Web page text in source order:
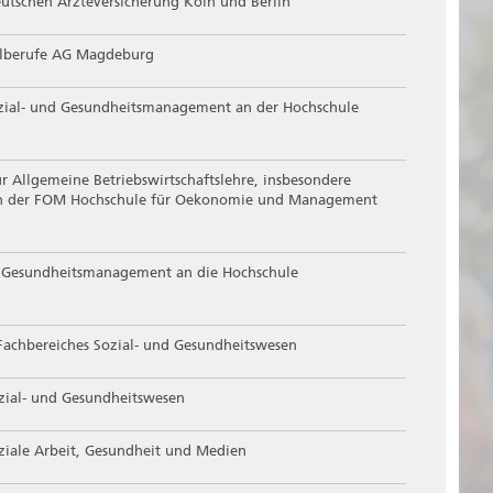
AG Magdeburg
und Gesundheitsmanagement an der Hochschule
Allgemeine Betriebswirtschaftslehre, insbesondere
der FOM Hochschule für Oekonomie und Management
an die Hochschule
Sozial- und Gesundheitswesen
und Gesundheitswesen
Arbeit, Gesundheit und Medien